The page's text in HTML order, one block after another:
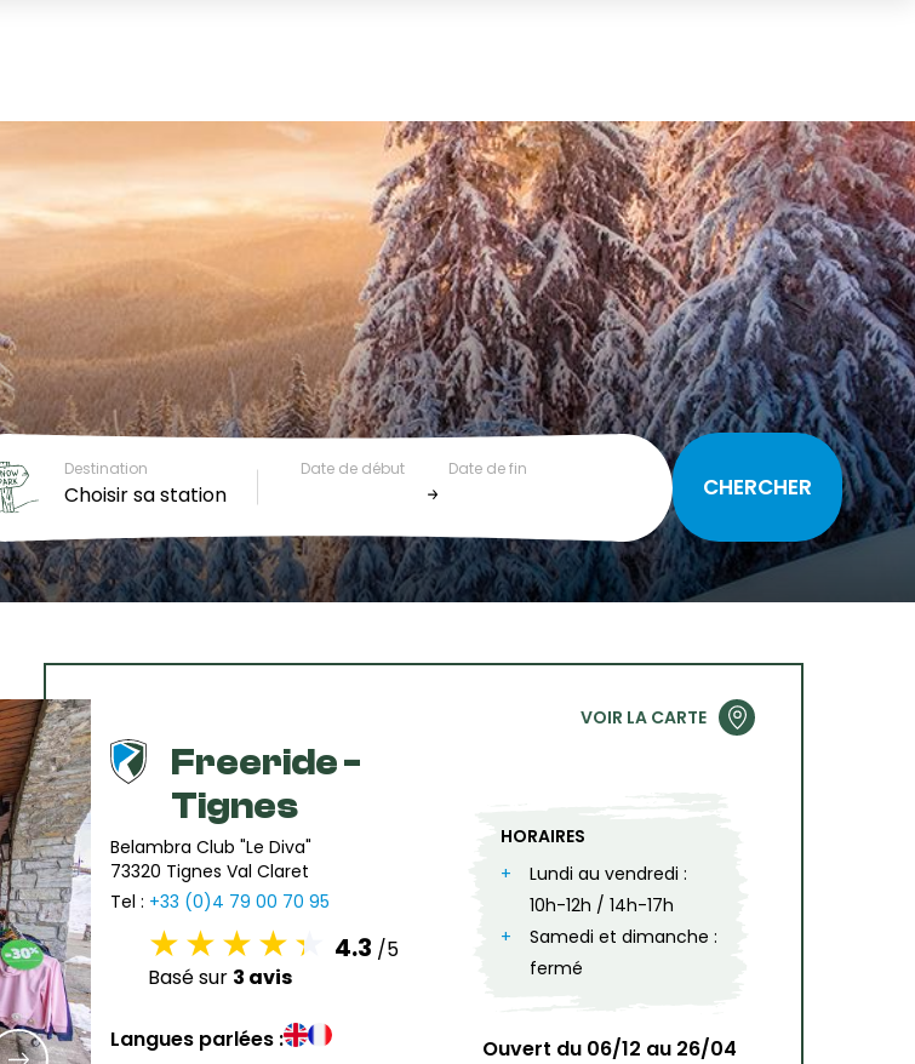
Destination
Choisir sa station
Date de début Date de fin
VOIR LA CARTE
Freeride -
Tignes
Belambra Club "Le Diva"
73320 Tignes Val Claret
Tel : +33 (0)4 79 00 70 95
4.3 /5
Basé sur 3 avis
Langues parlées :
HORAIRES
Lundi au vendredi :
10h-12h / 14h-17h
Samedi et dimanche :
fermé
Ouvert du 06/12 au 26/04